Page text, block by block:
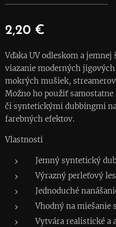
2,20 €
Vďaka UV odleskom a
viazanie moderných
mokrých mušiek,
Možno ho použiť
či syntetickými dubbingmi
farebných efektov.
Vlastnosti
Jemný syntetický
Výrazný perleťový
Jednoduché
Vhodný na
Vytvára realistické a